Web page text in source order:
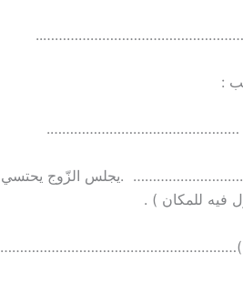
:
) ………………………………………….
.يجلس الزّوج يحتسي
للمكان ) .